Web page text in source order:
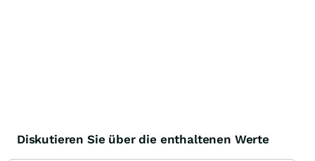
Diskutieren Sie über die enthaltenen Werte